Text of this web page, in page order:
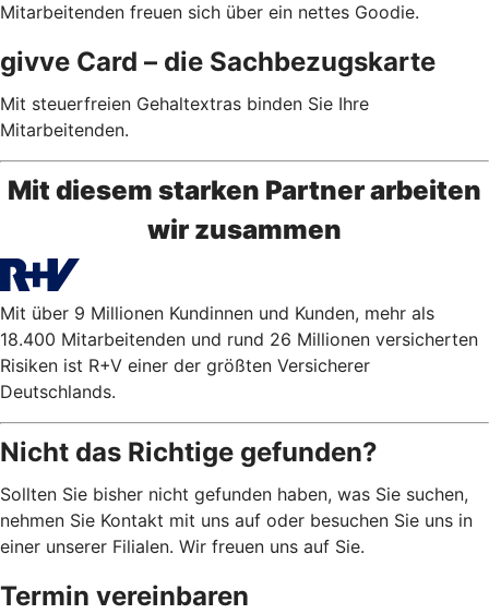
Mitarbeitenden freuen sich über ein nettes Goodie.
givve Card – die Sachbezugs­karte
Mit steuerfreien Gehaltextras binden Sie Ihre
Mitarbeitenden.
Mit diesem starken Partner arbeiten
wir zusammen
Mit über 9 Millionen Kundinnen und Kunden, mehr als
18.400 Mitarbeitenden und rund 26 Millionen versicherten
Risiken ist R+V einer der größten Versicherer
Deutschlands.
Nicht das Richtige gefunden?
Sollten Sie bisher nicht gefunden haben, was Sie suchen,
nehmen Sie Kontakt mit uns auf oder besuchen Sie uns in
einer unserer Filialen. Wir freuen uns auf Sie.
Termin vereinbaren